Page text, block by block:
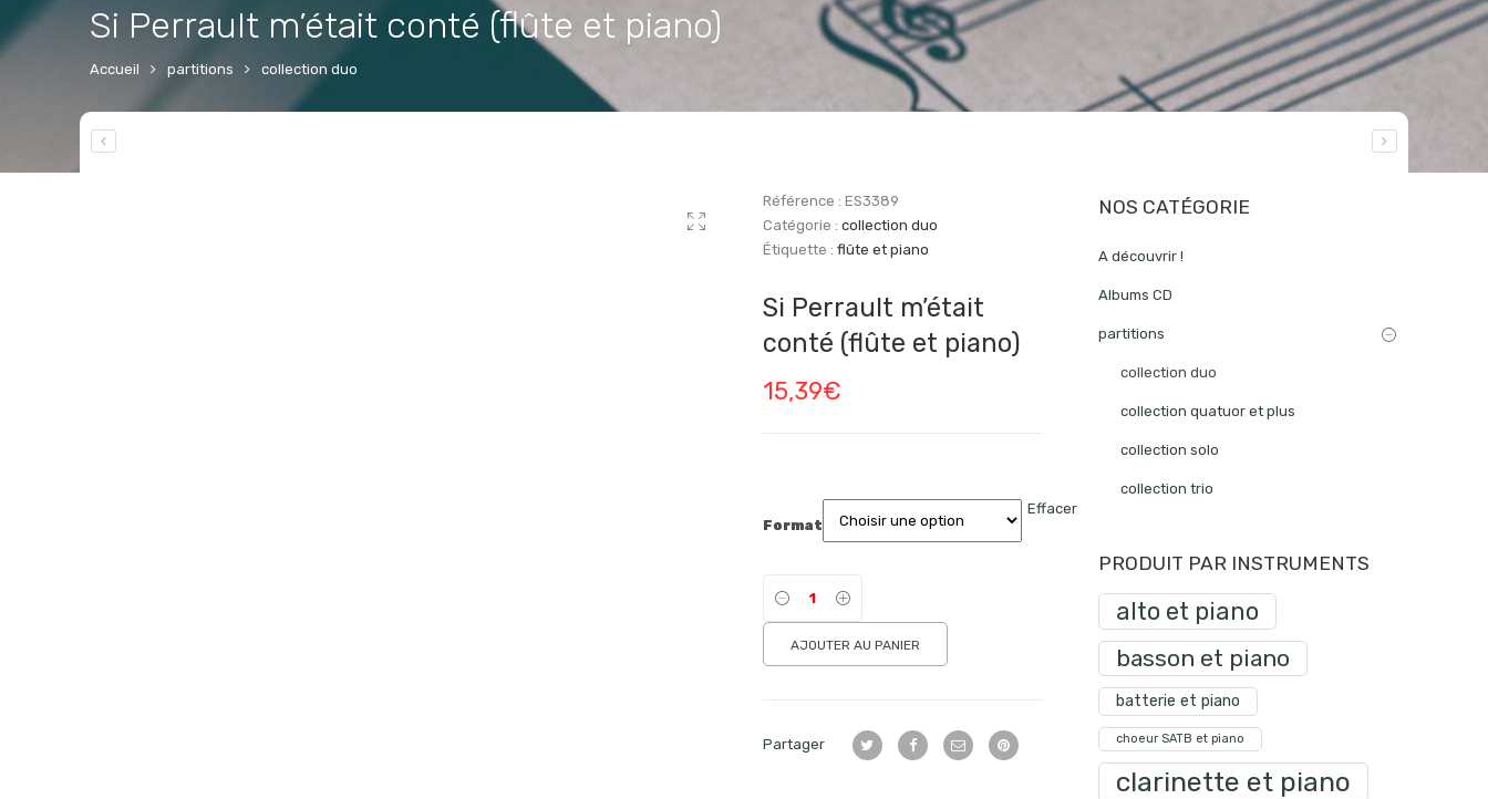
Si Perrault m’était conté (flûte et piano)
Accueil partitions collection duo
Référence : ES3389
Catégorie : collection duo
Étiquette : flûte et piano
Si Perrault m’était
conté (flûte et piano)
15,39€
Format
Effacer
AJOUTER AU PANIER
Partager
NOS CATÉGORIE
A découvrir !
Albums CD
partitions
collection duo
collection quatuor et plus
collection solo
collection trio
PRODUIT PAR INSTRUMENTS
alto et piano
basson et piano
batterie et piano
choeur SATB et piano
clarinette et piano